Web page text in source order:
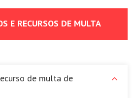
E RECURSOS DE MULTA
de multa de